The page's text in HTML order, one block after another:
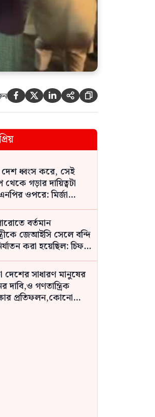
    
ধ্বংস করে, সেই
থেকে গড়ার দায়িত্বটা
ওপরে: মির্জা
বর্তমান
জেআইসি সেলে বন্দি
করা হয়েছিল: চিফ
সাধারণ মানুষের
দাবি,ও গণতান্ত্রিক
প্রতিফলন,কোনো